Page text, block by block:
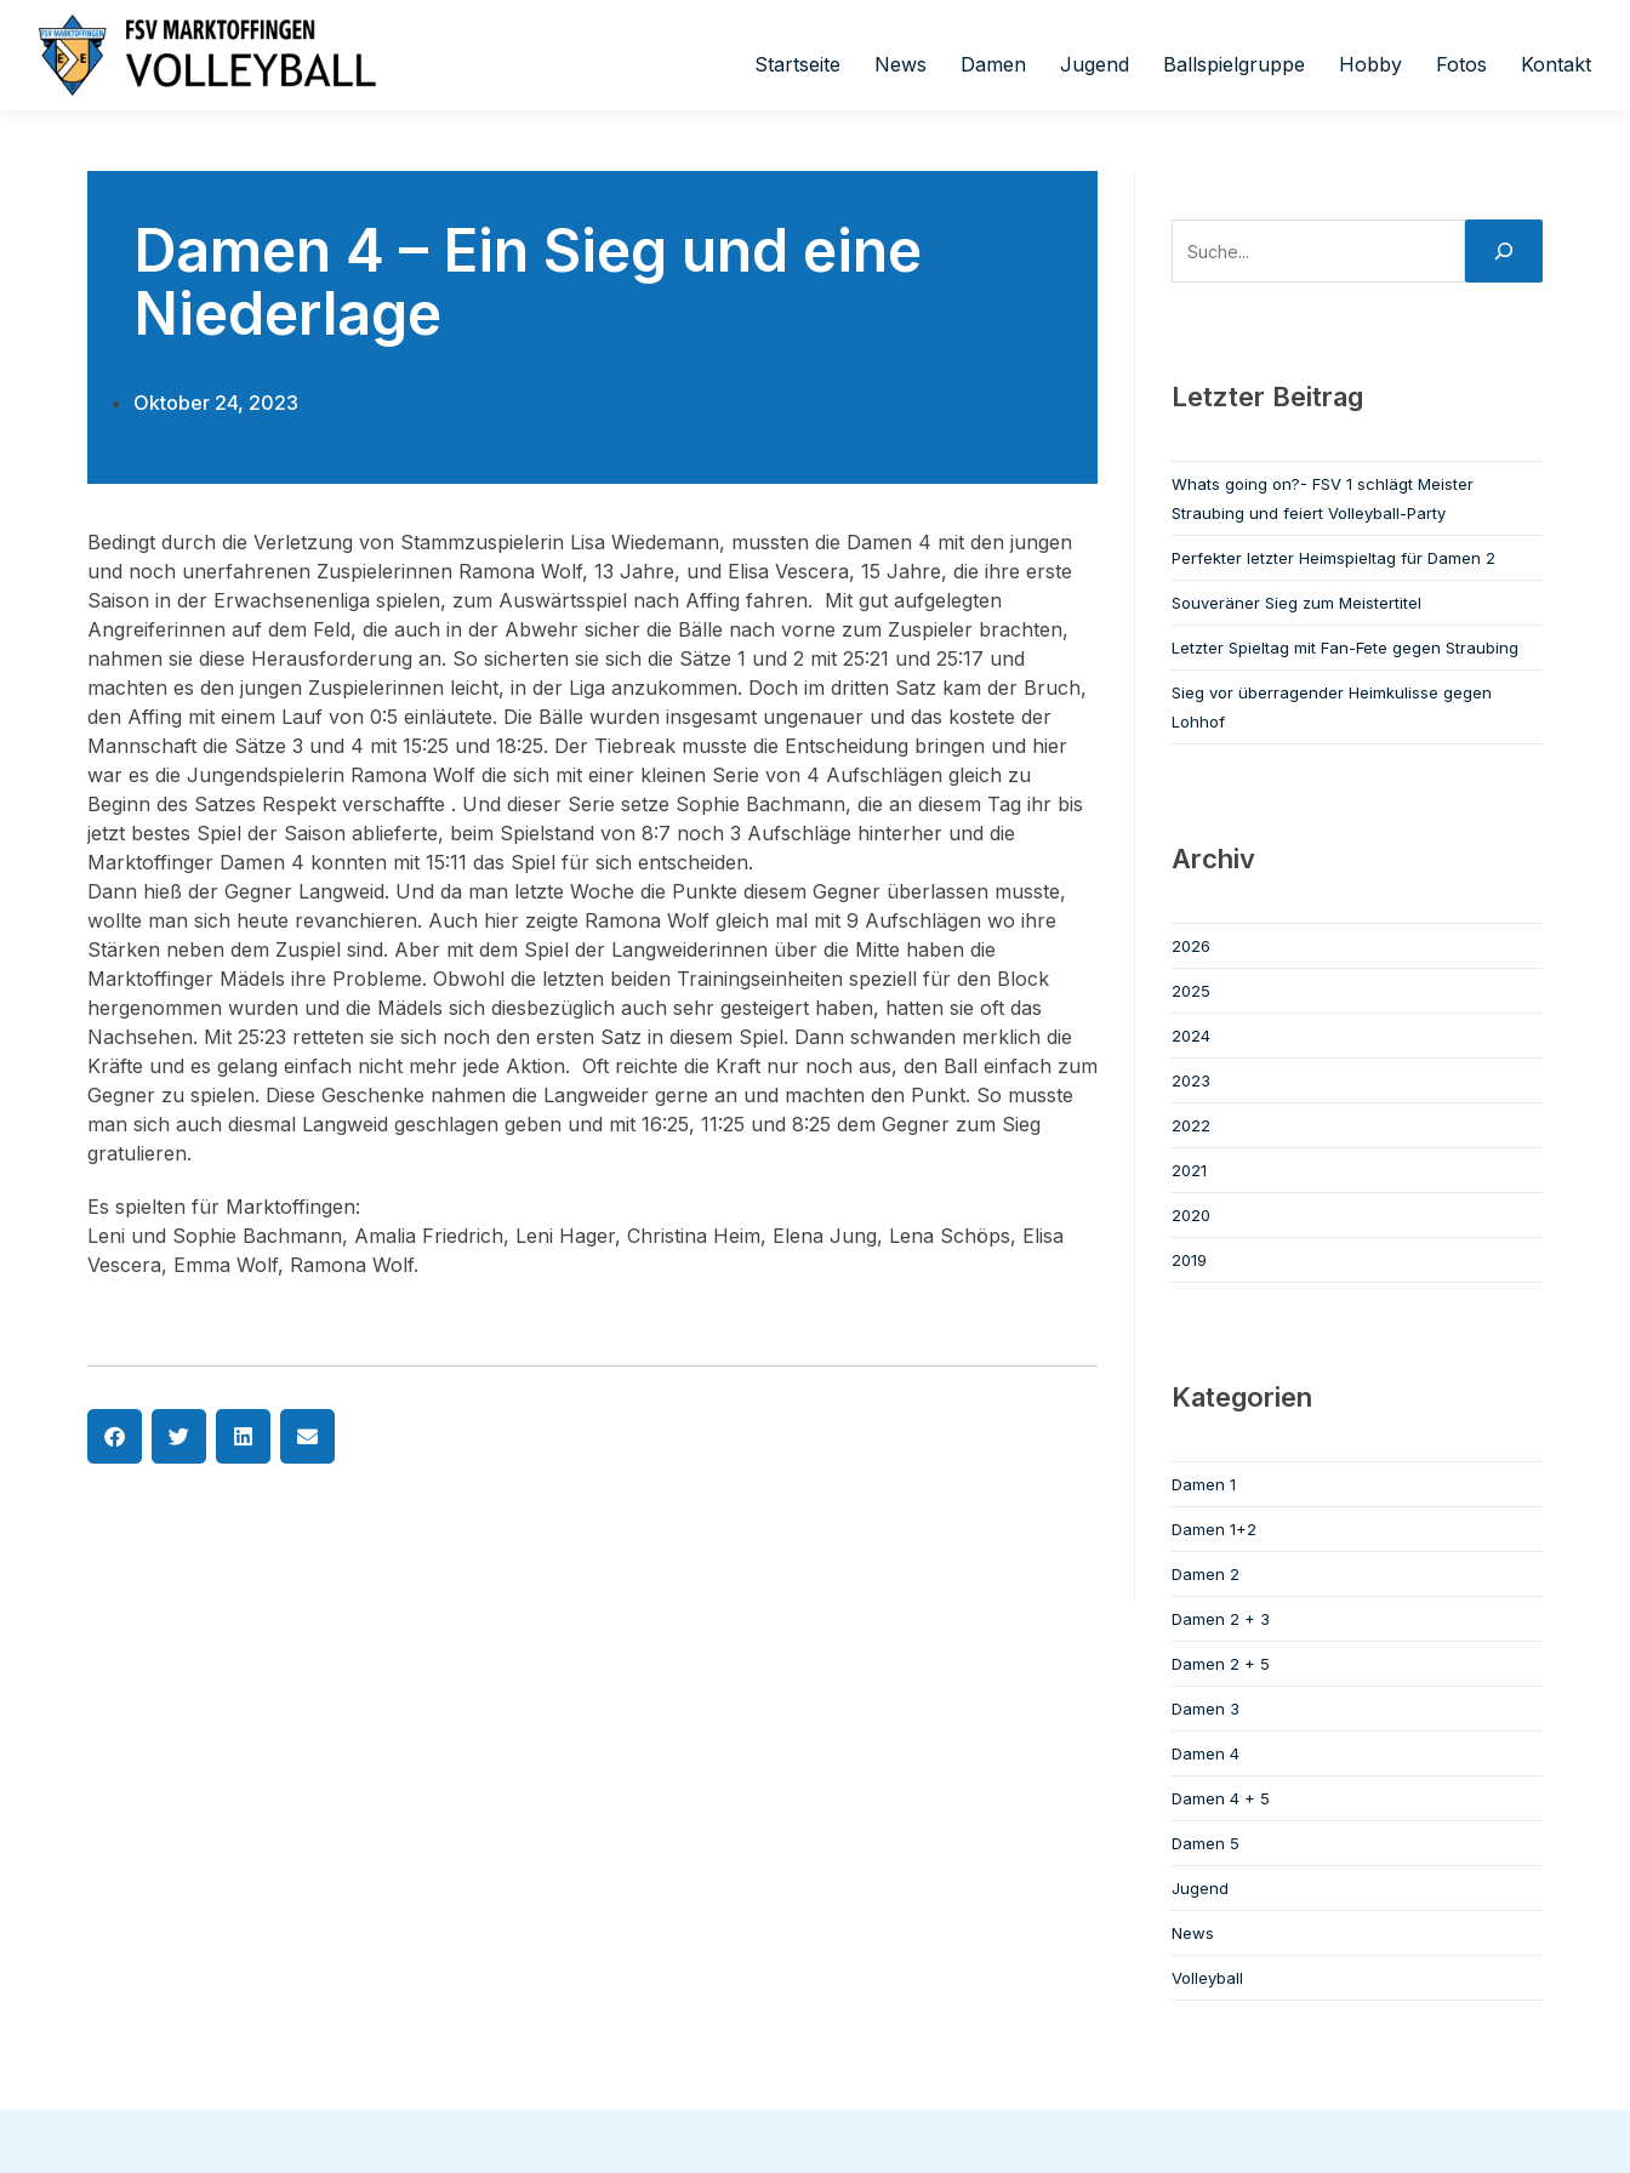
Startseite News Damen Jugend Ballspielgruppe Hobby Fotos Kontakt
Damen 4 – Ein Sieg und eine
Niederlage
Oktober 24, 2023
Bedingt durch die Verletzung von Stammzuspielerin Lisa Wiedemann, mussten die Damen 4 mit den jungen
und noch unerfahrenen Zuspielerinnen Ramona Wolf, 13 Jahre, und Elisa Vescera, 15 Jahre, die ihre erste
Saison in der Erwachsenenliga spielen, zum Auswärtsspiel nach Affing fahren. Mit gut aufgelegten
Angreiferinnen auf dem Feld, die auch in der Abwehr sicher die Bälle nach vorne zum Zuspieler brachten,
nahmen sie diese Herausforderung an. So sicherten sie sich die Sätze 1 und 2 mit 25:21 und 25:17 und
machten es den jungen Zuspielerinnen leicht, in der Liga anzukommen. Doch im dritten Satz kam der Bruch,
den Affing mit einem Lauf von 0:5 einläutete. Die Bälle wurden insgesamt ungenauer und das kostete der
Mannschaft die Sätze 3 und 4 mit 15:25 und 18:25. Der Tiebreak musste die Entscheidung bringen und hier
war es die Jungendspielerin Ramona Wolf die sich mit einer kleinen Serie von 4 Aufschlägen gleich zu
Beginn des Satzes Respekt verschaffte . Und dieser Serie setze Sophie Bachmann, die an diesem Tag ihr bis
jetzt bestes Spiel der Saison ablieferte, beim Spielstand von 8:7 noch 3 Aufschläge hinterher und die
Marktoffinger Damen 4 konnten mit 15:11 das Spiel für sich entscheiden.
Dann hieß der Gegner Langweid. Und da man letzte Woche die Punkte diesem Gegner überlassen musste,
wollte man sich heute revanchieren. Auch hier zeigte Ramona Wolf gleich mal mit 9 Aufschlägen wo ihre
Stärken neben dem Zuspiel sind. Aber mit dem Spiel der Langweiderinnen über die Mitte haben die
Marktoffinger Mädels ihre Probleme. Obwohl die letzten beiden Trainingseinheiten speziell für den Block
hergenommen wurden und die Mädels sich diesbezüglich auch sehr gesteigert haben, hatten sie oft das
Nachsehen. Mit 25:23 retteten sie sich noch den ersten Satz in diesem Spiel. Dann schwanden merklich die
Kräfte und es gelang einfach nicht mehr jede Aktion. Oft reichte die Kraft nur noch aus, den Ball einfach zum
Gegner zu spielen. Diese Geschenke nahmen die Langweider gerne an und machten den Punkt. So musste
man sich auch diesmal Langweid geschlagen geben und mit 16:25, 11:25 und 8:25 dem Gegner zum Sieg
gratulieren.
Es spielten für Marktoffingen:
Leni und Sophie Bachmann, Amalia Friedrich, Leni Hager, Christina Heim, Elena Jung, Lena Schöps, Elisa
Vescera, Emma Wolf, Ramona Wolf.
Letzter Beitrag
Whats going on?- FSV 1 schlägt Meister
Straubing und feiert Volleyball-Party
Perfekter letzter Heimspieltag für Damen 2
Souveräner Sieg zum Meistertitel
Letzter Spieltag mit Fan-Fete gegen Straubing
Sieg vor überragender Heimkulisse gegen
Lohhof
Archiv
2026
2025
2024
2023
2022
2021
2020
2019
Kategorien
Damen 1
Damen 1+2
Damen 2
Damen 2 + 3
Damen 2 + 5
Damen 3
Damen 4
Damen 4 + 5
Damen 5
Jugend
News
Volleyball